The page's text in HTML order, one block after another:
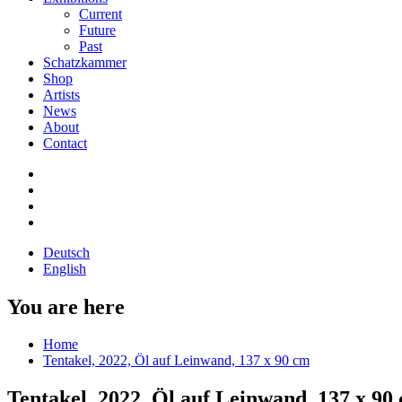
Current
Future
Past
Schatzkammer
Shop
Artists
News
About
Contact
Deutsch
English
You are here
Home
Tentakel, 2022, Öl auf Leinwand, 137 x 90 cm